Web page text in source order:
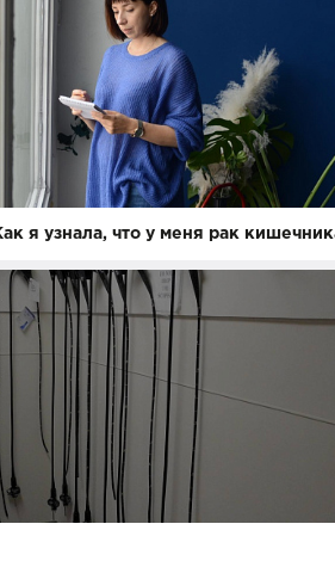
я узнала, что у меня рак